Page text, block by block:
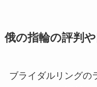
俄の指輪の評判
ブライダルリングの